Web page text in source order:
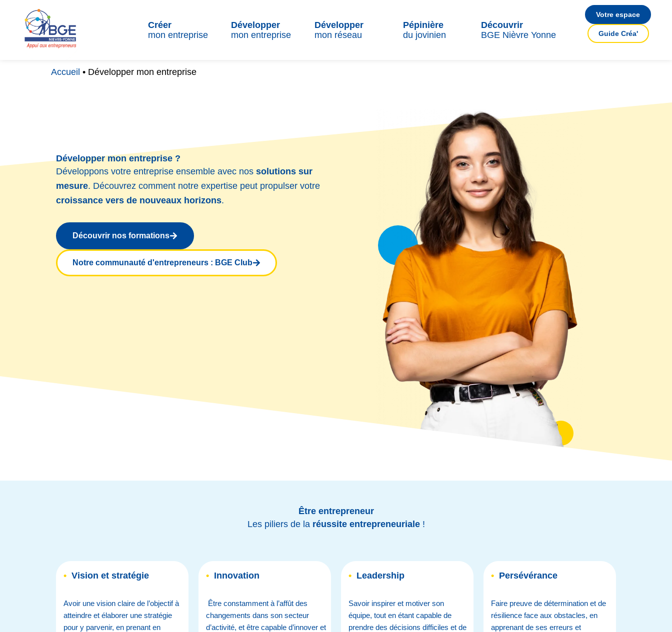
contenu
Créer
mon entreprise
Développer
mon entreprise
Développer
mon réseau
Pépinière
du jovinien
Découvrir
BGE Nièvre Yonne
Votre espace
Guide Créa'
Accueil • Développer mon entreprise
Développer mon entreprise ?
Développons votre entreprise ensemble avec nos solutions sur
mesure. Découvrez comment notre expertise peut propulser votre
croissance vers de nouveaux horizons.
Découvrir nos formations
Notre communauté d'entrepreneurs : BGE Club
Être entrepreneur
Les piliers de la réussite entrepreneuriale!
• Vision et stratégie
Avoir une vision claire de l’objectif à
atteindre et élaborer une stratégie
pour y parvenir, en prenant en
• Innovation
Être constamment à l’affût des
changements dans son secteur
d’activité, et être capable d’innover et
• Leadership
Savoir inspirer et motiver son
équipe, tout en étant capable de
prendre des décisions difficiles et de
• Persévérance
Faire preuve de détermination et de
résilience face aux obstacles, en
apprenant de ses erreurs et